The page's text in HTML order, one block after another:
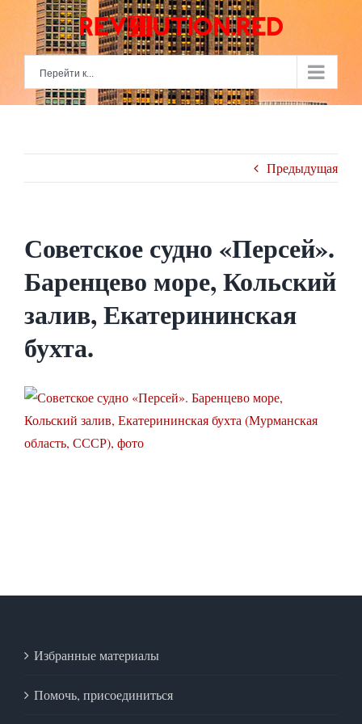
content
Перейти к...
Предыдущая
Советское судно «Персей».
Баренцево море, Кольский
залив, Екатерининская
бухта.
Избранные материалы
Помочь, присоединиться